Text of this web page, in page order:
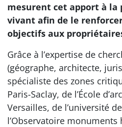
mesurent cet apport à la
vivant afin de le
objectifs aux
Grâce à l’expertise de
(géographe, architecte,
spécialiste des zones
Paris-Saclay, de l’École
Versailles, de l’université
l’Observatoire